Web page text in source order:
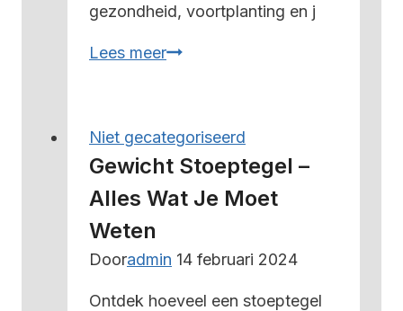
gezondheid, voortplanting en j
Lees meerHoeveel
leeuw?
Alles
wat
moet
Niet gecategoriseerd
Gewicht Stoeptegel –
Alles Wat Je Moet
Weten
Dooradmin 14 februari 2024
Ontdek hoeveel een stoeptegel